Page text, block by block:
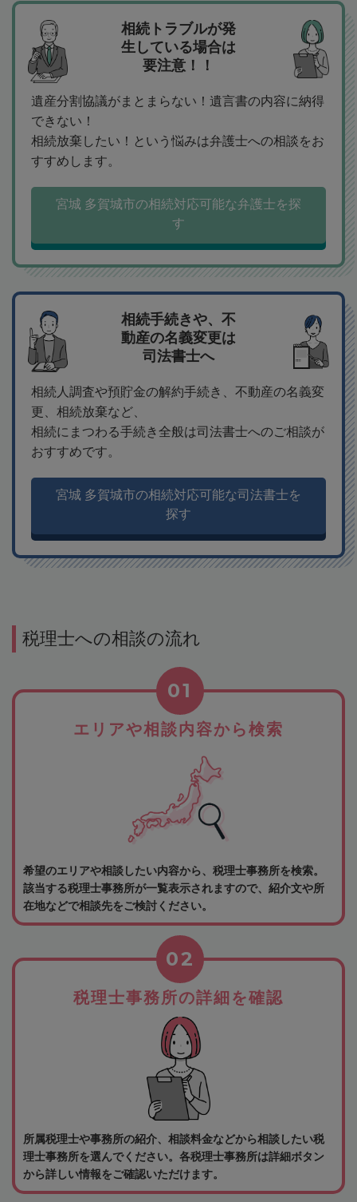
相続トラブルが発
生している場合は
要注意！！
遺産分割協議がまとまらない！遺言書の内容に納得
できない！
相続放棄したい！という悩みは弁護士への相談をお
すすめします。
宮城 多賀城市の相続対応可能な弁護士を探
す
相続手続きや、不
動産の名義変更は
司法書士へ
相続人調査や預貯金の解約手続き、不動産の名義変
更、相続放棄など、
相続にまつわる手続き全般は司法書士へのご相談が
おすすめです。
宮城 多賀城市の相続対応可能な司法書士を
探す
税理士への相談の流れ
エリアや相談内容から検索
01
希望のエリアや相談したい内容から、税理士事務所を検索。
該当する税理士事務所が一覧表示されますので、紹介文や所
在地などで相談先をご検討ください。
税理士事務所の詳細を確認
02
所属税理士や事務所の紹介、相談料金などから相談したい税
理士事務所を選んでください。各税理士事務所は詳細ボタン
から詳しい情報をご確認いただけます。